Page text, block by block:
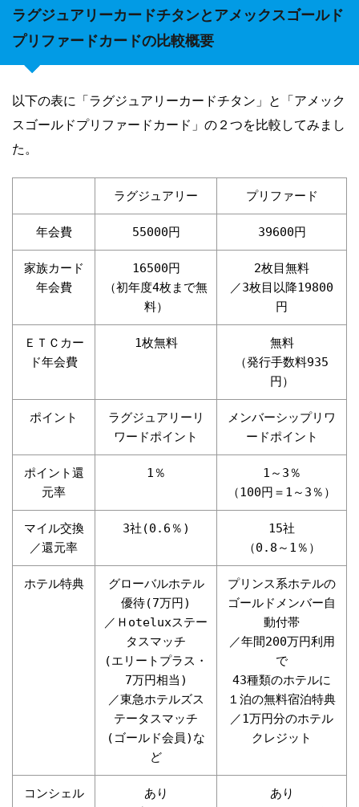
ラグジュアリーカードチタンとアメックスゴールド
プリファードカードの比較概要
以下の表に「ラグジュアリーカードチタン」と「アメック
スゴールドプリファードカード」の２つを比較してみまし
た。
ラグジュアリー プリファード
年会費 55000円 39600円
家族カード
年会費
16500円
（初年度4枚まで無
料）
2枚目無料
／3枚目以降19800
円
ＥＴＣカー
ド年会費
1枚無料
無料
（発行手数料935
円）
ポイント
ラグジュアリーリ
ワードポイント
メンバーシップリワ
ードポイント
ポイント還
元率
1％
1～3％
（100円＝1～3％）
マイル交換
／還元率
3社(0.6％)
15社
（0.8～1％）
ホテル特典
グローバルホテル
優待(7万円)
／Ｈoteluxステー
タスマッチ
(エリートプラス・
7万円相当)
／東急ホテルズス
テータスマッチ
(ゴールド会員)な
ど
プリンス系ホテルの
ゴールドメンバー自
動付帯
／年間200万円利用
で
43種類のホテルに
１泊の無料宿泊特典
／1万円分のホテル
クレジット
コンシェル
あり
あり